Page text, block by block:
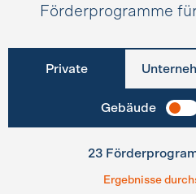
Förderprogramme
Private
Gebäude
23
Ergebnisse